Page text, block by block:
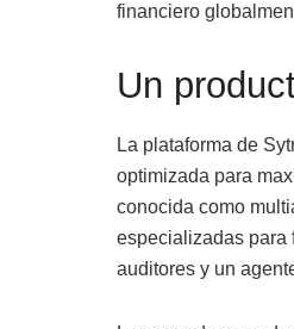
financiero
Un
La plataforma de
optimizada para
conocida como
especializadas para
auditores y un